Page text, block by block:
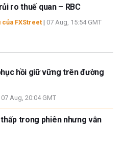
ro thuế quan – RBC
của FXStreet | 07 Aug, 15:54 GMT
hồi giữ vững trên đường
07 Aug, 20:04 GMT
trong phiên nhưng vẫn